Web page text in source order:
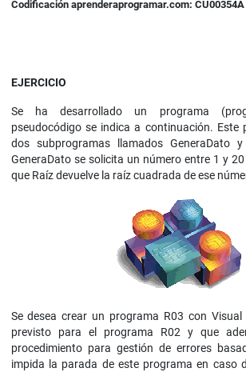
Codificación aprenderaprogramar.com: CU00354A
EJERCICIO
Se ha desarrollado un programa
pseudocódigo se indica a continuación. Este
dos subprogramas llamados GeneraDato
GeneraDato se solicita un número entre 1 y
que Raíz devuelve la raíz cuadrada de ese
Se desea crear un programa R03 con
previsto para el programa R02 y que
procedimiento para gestión de errores
impida la parada de este programa en caso